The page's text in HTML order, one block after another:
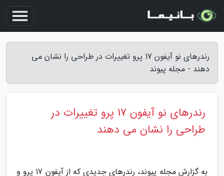
رندرهای نو آیفون 17 پرو تغییرات در طراحی را نشان می
دهند - مجله پیوند
رندرهای نو آیفون 17 پرو تغییرات در
طراحی را نشان می دهند
به گزارش مجله پیوند، رندرهای جدیدی که از آیفون 17 پرو و